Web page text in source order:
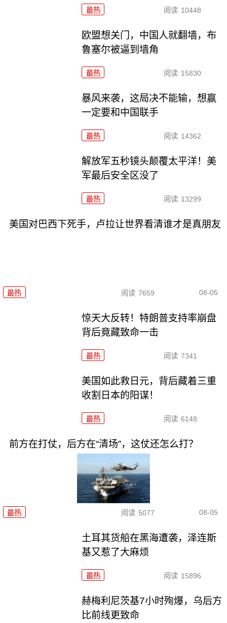
最热 阅读 10448
欧盟想关门，中国人就翻墙，布
鲁塞尔被逼到墙角
最热 阅读 15830
暴风来袭，这局决不能输，想赢
一定要和中国联手
最热 阅读 14362
解放军五秒镜头颠覆太平洋！美
军最后安全区没了
最热 阅读 13299
美国对巴西下死手，卢拉让世界看清谁才是真朋友
最热 阅读 7659 08-05
惊天大反转！特朗普支持率崩盘
背后竟藏致命一击
最热 阅读 7341
美国如此救日元，背后藏着三重
收割日本的阳谋！
最热 阅读 6148
前方在打仗，后方在“清场”，这仗还怎么打？
最热 阅读 5077 08-05
土耳其货船在黑海遭袭，泽连斯
基又惹了大麻烦
最热 阅读 15896
赫梅利尼茨基7小时殉爆，乌后方
比前线更致命